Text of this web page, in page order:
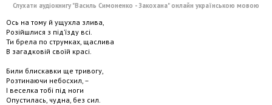
Слухати аудіокнигу "Василь Симоненко - Закохана" онлайн українською мовою
Ось на тому й ущухла злива,
Розійшлися з під’їзду всі.
Ти брела по струмках, щаслива
В загадковій своїй красі.
Били блискавки ще тривогу,
Розтинаючи небосхил, –
І веселка тобі під ноги
Опустилась, чудна, без сил.